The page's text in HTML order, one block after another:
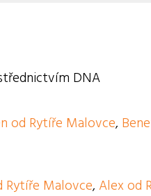
DNA
od Rytíře Malovce,
Rytíře Malovce, Alex od